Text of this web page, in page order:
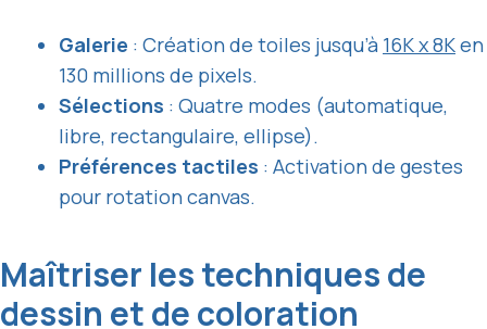
Galerie : Création de toiles jusqu’à 16K x 8Ken
130 millions de pixels.
Sélections : Quatre modes (automatique,
libre, rectangulaire, ellipse).
Préférences tactiles : Activation de gestes
pour rotation canvas.
Maîtriser les techniques de
dessin et de coloration